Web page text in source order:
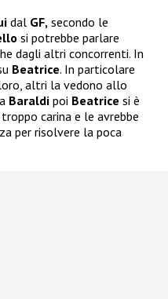
dal GF, secondo le
si potrebbe parlare
dagli altri concorrenti. In
Beatrice. In particolare
altri la vedono allo
Baraldi poi Beatrice si è
carina e le avrebbe
per risolvere la poca